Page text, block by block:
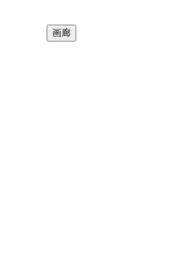
画廊